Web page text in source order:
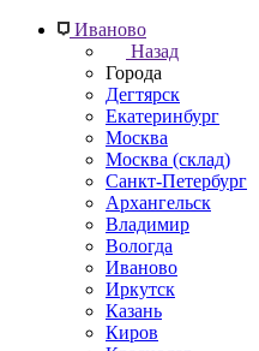
Иваново
Назад
Города
Дегтярск
Екатеринбург
Москва
Москва (склад)
Санкт-Петербург
Архангельск
Владимир
Вологда
Иваново
Иркутск
Казань
Киров